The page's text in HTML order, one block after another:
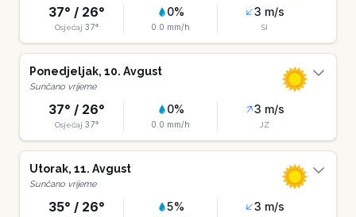
37° / 26°
Osjećaj 37°
0%
0.0 mm/h
3 m/s
SI
Ponedjeljak, 10. Avgust
Sunčano vrijeme
37° / 26°
Osjećaj 37°
0%
0.0 mm/h
3 m/s
JZ
Utorak, 11. Avgust
Sunčano vrijeme
35° / 26° 5% 3 m/s